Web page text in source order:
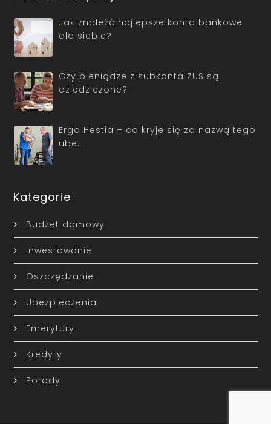
Jak znaleźć najlepsze konto bankowe
dla siebie?
Czy pieniądze z subkonta ZUS są
dziedziczone?
Ergo Hestia – co kryje się za nazwą tego
ube…
Kategorie
Budżet domowy
Inwestowanie
Oszczędzanie
Ubezpieczenia
Emerytury
Kredyty
Porady